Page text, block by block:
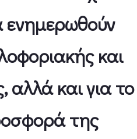
ενημερωθούν
και
αλλά και για το
της